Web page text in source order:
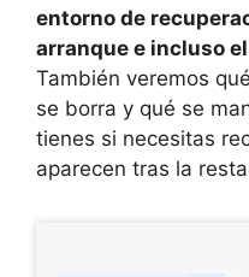
entorno de
arranque e incluso
También veremos
se borra y qué se
tienes si necesitas
aparecen tras la